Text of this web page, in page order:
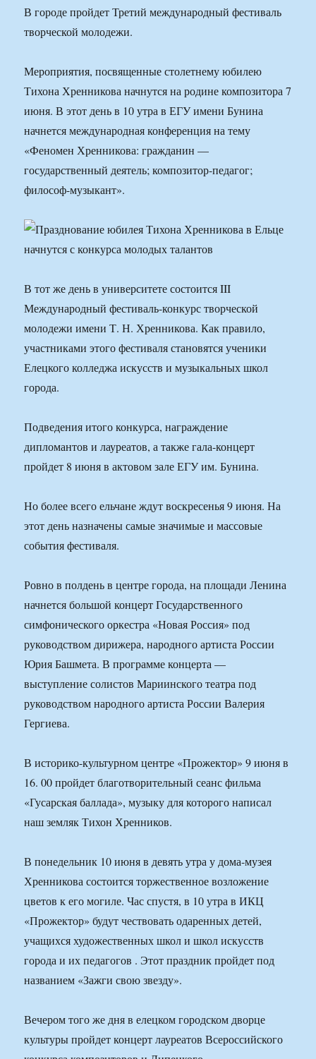
В городе пройдет Третий международный фестиваль
творческой молодежи.
Мероприятия, посвященные столетнему юбилею
Тихона Хренникова начнутся на родине композитора 7
июня. В этот день в 10 утра в ЕГУ имени Бунина
начнется международная конференция на тему
«Феномен Хренникова: гражданин —
государственный деятель; композитор-педагог;
философ-музыкант».
В тот же день в университете состоится III
Международный фестиваль-конкурс творческой
молодежи имени Т. Н. Хренникова. Как правило,
участниками этого фестиваля становятся ученики
Елецкого колледжа искусств и музыкальных школ
города.
Подведения итого конкурса, награждение
дипломантов и лауреатов, а также гала-концерт
пройдет 8 июня в актовом зале ЕГУ им. Бунина.
Но более всего ельчане ждут воскресенья 9 июня. На
этот день назначены самые значимые и массовые
события фестиваля.
Ровно в полдень в центре города, на площади Ленина
начнется большой концерт Государственного
симфонического оркестра «Новая Россия» под
руководством дирижера, народного артиста России
Юрия Башмета. В программе концерта —
выступление солистов Мариинского театра под
руководством народного артиста России Валерия
Гергиева.
В историко-культурном центре «Прожектор» 9 июня в
16. 00 пройдет благотворительный сеанс фильма
«Гусарская баллада», музыку для которого написал
наш земляк Тихон Хренников.
В понедельник 10 июня в девять утра у дома-музея
Хренникова состоится торжественное возложение
цветов к его могиле. Час спустя, в 10 утра в ИКЦ
«Прожектор» будут чествовать одаренных детей,
учащихся художественных школ и школ искусств
города и их педагогов . Этот праздник пройдет под
названием «Зажги свою звезду».
Вечером того же дня в елецком городском дворце
культуры пройдет концерт лауреатов Всероссийского